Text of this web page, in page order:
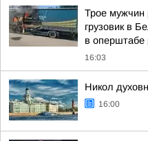
Трое
грузовик в
в оперштабе
16:03
Никол
16:00